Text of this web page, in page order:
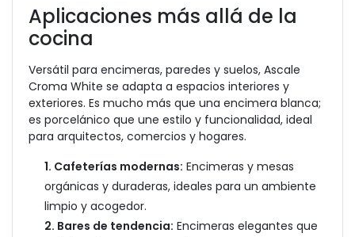
Aplicaciones más allá de la
cocina
Versátil para encimeras, paredes y suelos, Ascale
Croma White se adapta a espacios interiores y
exteriores. Es mucho más que una encimera blanca;
es porcelánico que une estilo y funcionalidad, ideal
para arquitectos, comercios y hogares.
1. Cafeterías modernas: Encimeras y mesas
orgánicas y duraderas, ideales para un ambiente
limpio y acogedor.
2. Bares de tendencia: Encimeras elegantes que